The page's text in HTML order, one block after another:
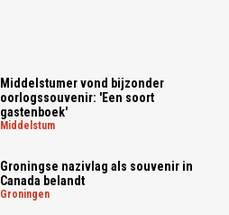
Middelstumer vond bijzonder
oorlogssouvenir: 'Een soort
gastenboek'
middelstum
Groningse nazivlag als souvenir in
Canada belandt
groningen